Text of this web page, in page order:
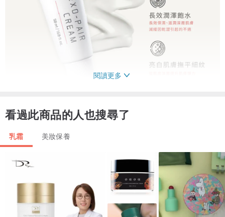
閱讀更多
看過此商品的人也搜尋了
乳霜 美妝保養